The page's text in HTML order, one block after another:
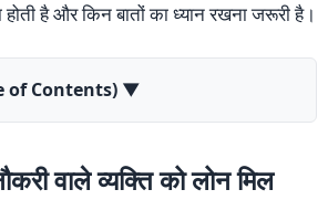
होती है और किन बातों का ध्यान रखना जरूरी है।
of Contents) ▼
वाले व्यक्ति को लोन मिल